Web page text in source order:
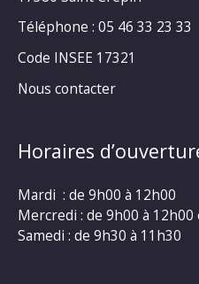
Téléphone : 05 46 33 23 33
Code INSEE 17321
Nous contacter
Horaires
Mardi : de 9h00 à 12h00
Mercredi : de 9h00 à
Samedi : de 9h30 à 11h30